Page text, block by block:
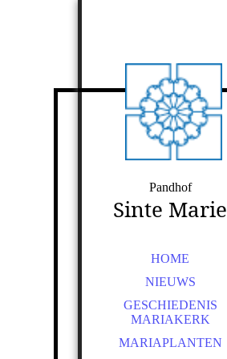
Pandhof
Sinte Marie
HOME
NIEUWS
GESCHIEDENIS
MARIAKERK
MARIAPLANTEN